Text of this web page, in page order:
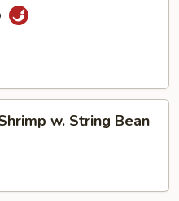
w. String Bean